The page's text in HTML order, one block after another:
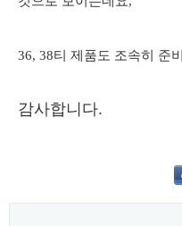
36, 38티 제품도 조속히 준
감사합니다.